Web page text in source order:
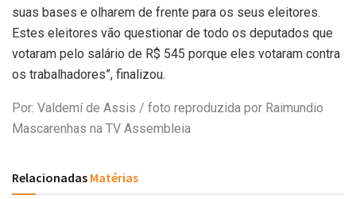
suas bases e olharem de frente para os seus eleitores.
Estes eleitores vão questionar de todo os deputados que
votaram pelo salário de R$ 545 porque eles votaram contra
os trabalhadores”, finalizou.
Por: Valdemí de Assis / foto reproduzida por Raimundio
Mascarenhas na TV Assembleia
Relacionadas Matérias